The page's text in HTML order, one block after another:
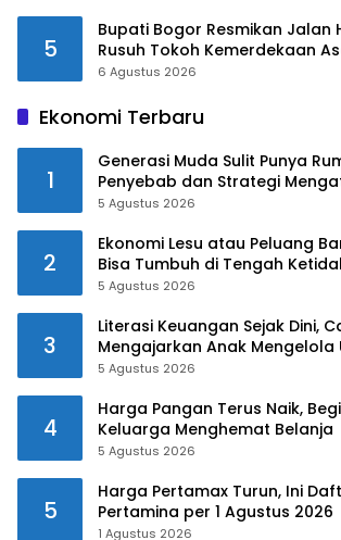
5
Bupati Bogor Resmikan Jalan
Rusuh Tokoh Kemerdekaan
6 Agustus 2026
Ekonomi Terbaru
1
Generasi Muda Sulit Punya
Penyebab dan Strategi
5 Agustus 2026
2
Ekonomi Lesu atau Peluang
Bisa Tumbuh di Tengah
5 Agustus 2026
3
Literasi Keuangan Sejak Dini,
Mengajarkan Anak Mengelola
5 Agustus 2026
4
Harga Pangan Terus Naik,
Keluarga Menghemat Belanja
5 Agustus 2026
5
Harga Pertamax Turun, Ini
Pertamina per 1 Agustus 2026
1 Agustus 2026